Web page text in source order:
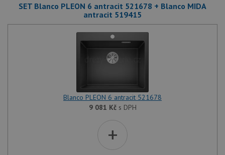
SET Blanco PLEON 6 antracit 521678 + Blanco MIDA
antracit 519415
Blanco PLEON 6 antracit 521678
9 081 Kčs DPH
+